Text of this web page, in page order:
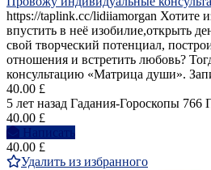
https://taplink.cc/lidiiamorgan Хотите
впустить в неё изобилие,открыть
свой творческий потенциал,
отношения и встретить любовь?
консультацию «Матрица души».
40.00 £
5 лет назад Гадания-Гороскопы 766
40.00 £
Написать
40.00 £
Удалить из избранного